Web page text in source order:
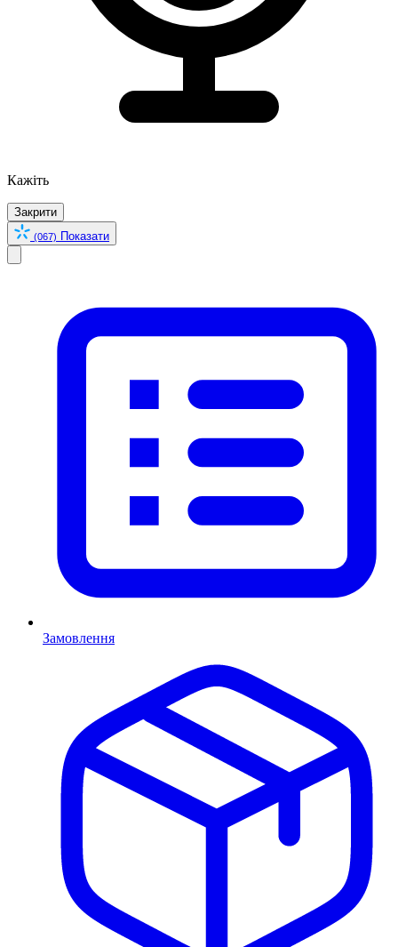
Кажіть
Закрити
(067) Показати
Замовлення